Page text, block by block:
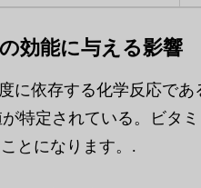
効能に与える影響
に依存する化学反応で
特定されている。ビタ
とになります。.